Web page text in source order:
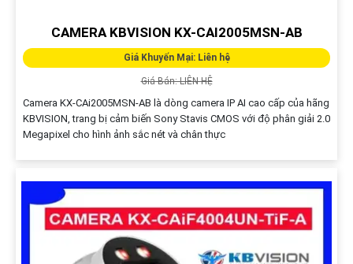
CAMERA KBVISION KX-CAI2005MSN-AB
Giá Khuyến Mại: Liên hệ
Giá Bán: LIÊN HỆ
Camera KX-CAi2005MSN-AB là dòng camera IP AI cao cấp của hãng
KBVISION, trang bị cảm biến Sony Stavis CMOS với độ phân giải 2.0
Megapixel cho hình ảnh sắc nét và chân thực